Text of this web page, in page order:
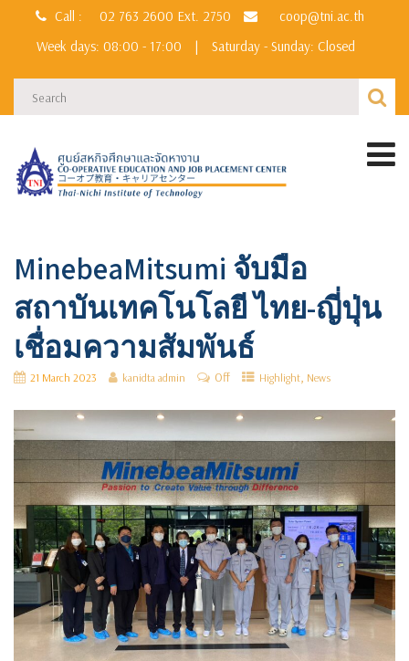
Call : 02 763 2600 Ext. 2750
coop@tni.ac.th
Week days: 08:00 - 17:00
| Saturday - Sunday: Closed
MinebeaMitsumi จับมือ
สถาบันเทคโนโลยี ไทย-ญี่ปุ่น
เชื่อมความสัมพันธ์
21 March 2023 kanidta admin Off Highlight News